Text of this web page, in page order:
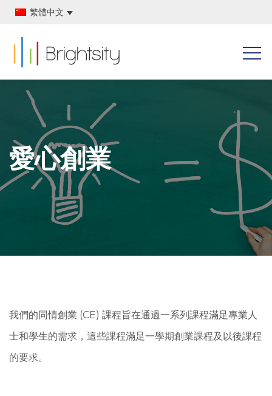
繁體中文
愛心創業
我們的同情創業 (CE) 課程旨在通過一系列課程滿足專業人
士和學生的需求，這些課程滿足一學期創業課程及以後課程
的要求。